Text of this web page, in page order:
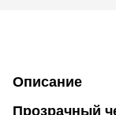
Описание
Прозрачный